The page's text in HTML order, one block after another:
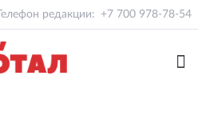
Телефон редакции: +7 700 978-78-54